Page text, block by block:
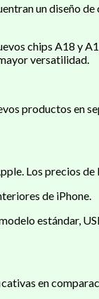
un diseño
chips A18
versatilidad.
productos en
Los precios
de iPhone.
estándar,
en